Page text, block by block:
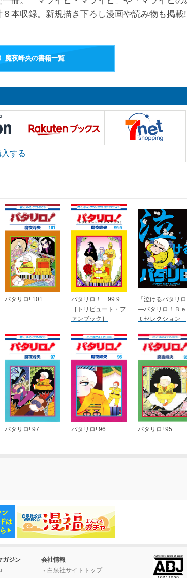
８本収録。新規描き下ろし漫画や読み物も掲載
魔夜峰央の書籍一覧
入する
パタリロ! 101
パタリロ！ 99.9
［トリビュート・フ
ァンブック］
『泣けるパタリ
―パタリロ！Ｂ
ｔセレクション―
パタリロ! 97 パタリロ! 96 パタリロ! 95
ガジン
会社情報
白泉社サイトトップ